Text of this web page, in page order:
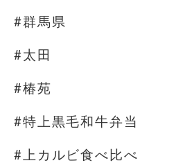
#群馬県
#太田
#椿苑
#特上黒毛和牛弁当
#上カルビ食べ比べ